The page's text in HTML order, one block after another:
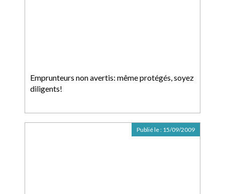
Emprunteurs non avertis: même protégés, soyez
diligents!
Publié le : 15/09/2009